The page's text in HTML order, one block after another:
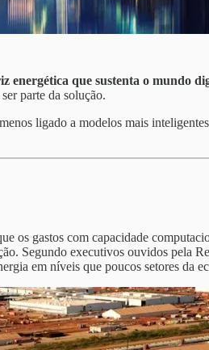
energética que sustenta o mundo
parte da solução.
ligado a modelos mais
os gastos com capacidade
Segundo executivos ouvidos pela
em níveis que poucos setores da